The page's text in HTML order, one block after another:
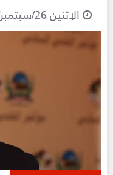
الإثنين 26/سبتمبر/2022 - 06:29 م